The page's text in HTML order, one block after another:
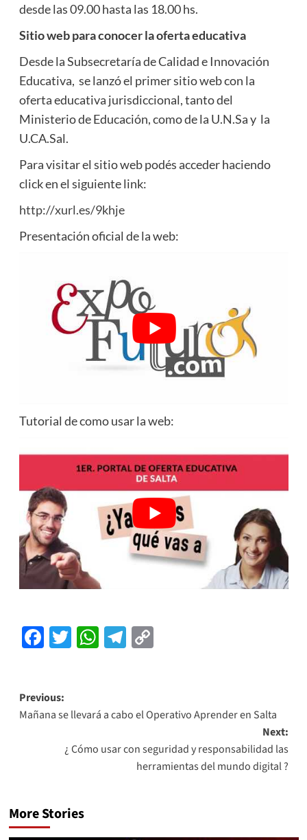
desde las 09.00 hasta las 18.00 hs.
Sitio web para conocer la oferta educativa
Desde la Subsecretaría de Calidad e Innovación
Educativa, se lanzó el primer sitio web con la
oferta educativa jurisdiccional, tanto del
Ministerio de Educación, como de la U.N.Sa y la
U.CA.Sal.
Para visitar el sitio web podés acceder haciendo
click en el siguiente link:
http://xurl.es/9khje
Presentación oficial de la web:
Tutorial de como usar la web:
Facebook
Twitter
WhatsApp
Telegram
Copy
Previous:
Mañana se llevará a cabo el Operativo Aprender en Salta
Next:
¿ Cómo usar con seguridad y responsabilidad las
herramientas del mundo digital ?
More Stories